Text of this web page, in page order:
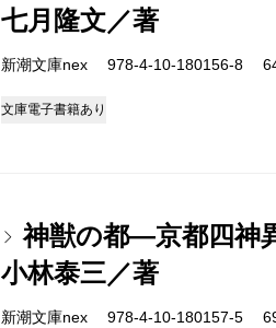
七月隆文／著
新潮文庫nex 978-4-10-180156-8
文庫電子書籍あり
神獣の都―京都四神
小林泰三／著
新潮文庫nex 978-4-10-180157-5